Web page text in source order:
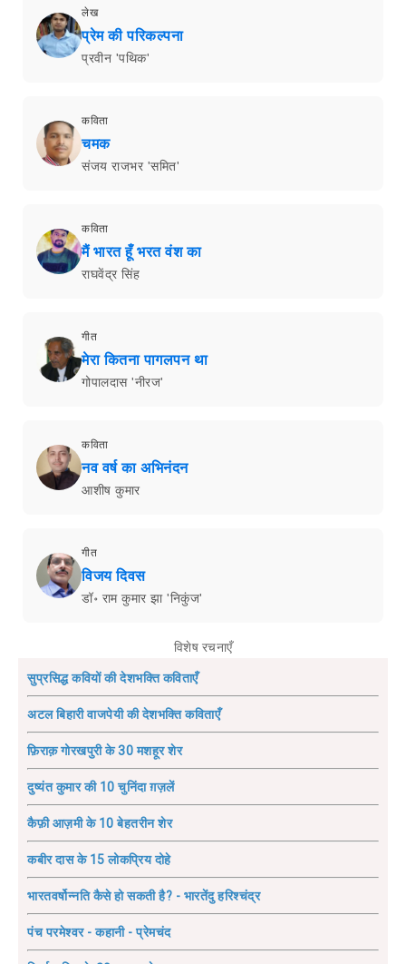
लेख
प्रेम की परिकल्पना
प्रवीन 'पथिक'
कविता
चमक
संजय राजभर 'समित'
कविता
मैं भारत हूँ भरत वंश का
राघवेंद्र सिंह
गीत
मेरा कितना पागलपन था
गोपालदास 'नीरज'
कविता
नव वर्ष का अभिनंदन
आशीष कुमार
गीत
विजय दिवस
डॉ॰ राम कुमार झा 'निकुंज'
विशेष रचनाएँ
सुप्रसिद्ध कवियों की देशभक्ति कविताएँ
अटल बिहारी वाजपेयी की देशभक्ति कविताएँ
फ़िराक़ गोरखपुरी के 30 मशहूर शेर
दुष्यंत कुमार की 10 चुनिंदा ग़ज़लें
कैफ़ी आज़मी के 10 बेहतरीन शेर
कबीर दास के 15 लोकप्रिय दोहे
भारतवर्षोन्नति कैसे हो सकती है? - भारतेंदु हरिश्चंद्र
पंच परमेश्वर - कहानी - प्रेमचंद